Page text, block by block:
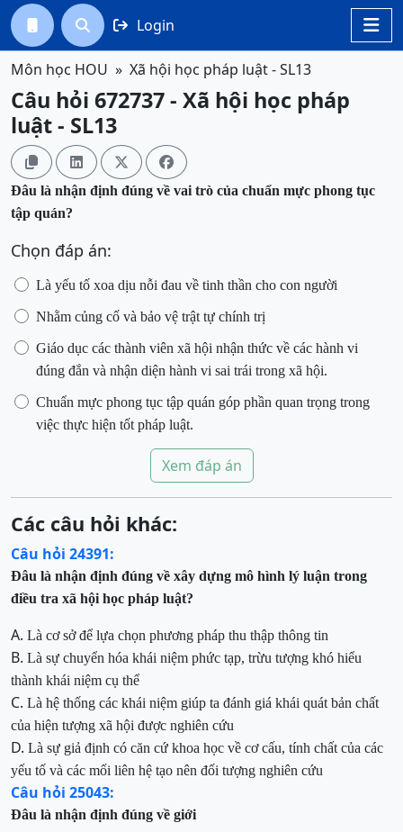

  Login
Môn học HOU Xã hội học pháp luật - SL13
Câu hỏi 672737 - Xã hội học pháp
luật - SL13
   
Đâu là nhận định đúng về vai trò của chuẩn mực phong tục
tập quán?
Chọn đáp án:
Là yếu tố xoa dịu nỗi đau về tinh thần cho con người
Nhằm củng cố và bảo vệ trật tự chính trị
Giáo dục các thành viên xã hội nhận thức về các hành vi
đúng đắn và nhận diện hành vi sai trái trong xã hội.
Chuẩn mực phong tục tập quán góp phần quan trọng trong
việc thực hiện tốt pháp luật.
Xem đáp án
Các câu hỏi khác:
Câu hỏi 24391:
Đâu là nhận định đúng về xây dựng mô hình lý luận trong
điều tra xã hội học pháp luật?
A. Là cơ sở để lựa chọn phương pháp thu thập thông tin
B. Là sự chuyển hóa khái niệm phức tạp, trừu tượng khó hiểu
thành khái niệm cụ thể
C. Là hệ thống các khái niệm giúp ta đánh giá khái quát bản chất
của hiện tượng xã hội được nghiên cứu
D. Là sự giả định có căn cứ khoa học về cơ cấu, tính chất của các
yếu tố và các mối liên hệ tạo nên đối tượng nghiên cứu
Câu hỏi 25043:
Đâu là nhận định đúng về giới